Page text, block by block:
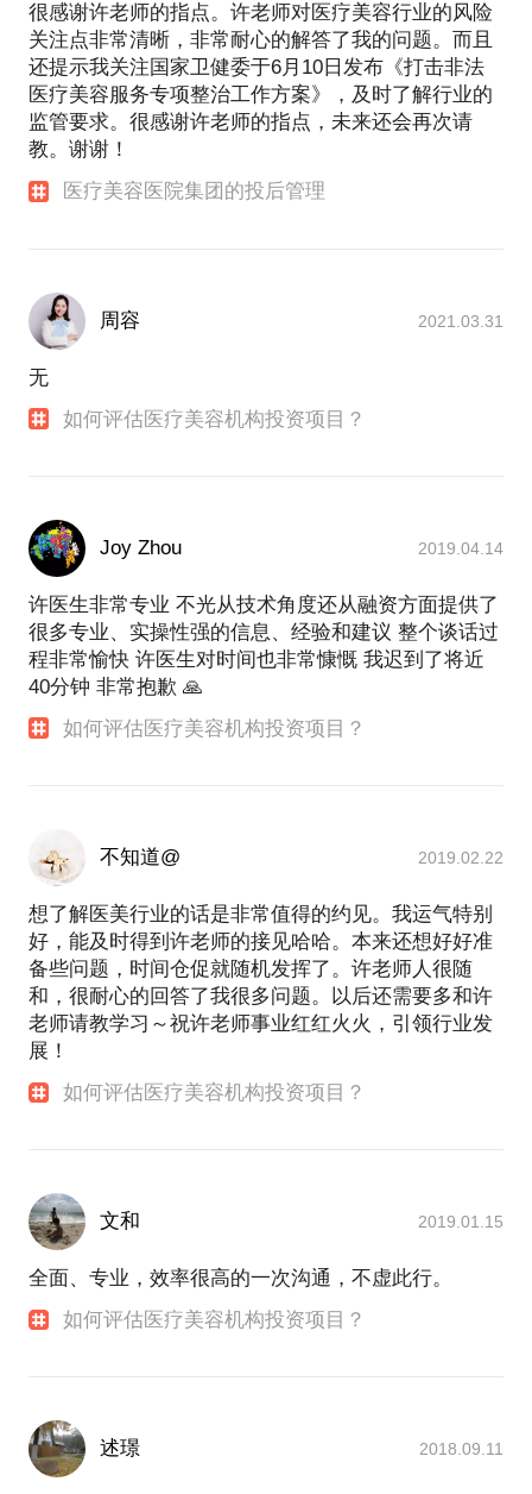
中国医学科学院整形外科医院 颅颌面外科中心 整形
医生
媒体报道：
操刀中国医美A股第一并购案，许美邦的华丽转身
http://mp.weixin.qq.com/s/-0HVYbPxhRAo1vZDxVxrlw
专访 | 跨界搞医美的朗姿股份，一年后战况如何？
2018年第一场医美并购案：2.67亿，A股朗姿&西安高
很感谢许老师的指点。许老师对医疗美容行业的风险
关注点非常清晰，非常耐心的解答了我的问题。而且
还提示我关注国家卫健委于6月10日发布《打击非法
医疗美容服务专项整治工作方案》，及时了解行业的
监管要求。很感谢许老师的指点，未来还会再次请
教。谢谢！
医疗美容医院集团的投后管理
周容 2021.03.31
无
如何评估医疗美容机构投资项目？
Joy Zhou 2019.04.14
许医生非常专业 不光从技术角度还从融资方面提供了
很多专业、实操性强的信息、经验和建议 整个谈话过
程非常愉快 许医生对时间也非常慷慨 我迟到了将近
40分钟 非常抱歉 🙏
如何评估医疗美容机构投资项目？
不知道@ 2019.02.22
想了解医美行业的话是非常值得的约见。我运气特别
好，能及时得到许老师的接见哈哈。本来还想好好准
备些问题，时间仓促就随机发挥了。许老师人很随
和，很耐心的回答了我很多问题。以后还需要多和许
老师请教学习～祝许老师事业红红火火，引领行业发
展！
如何评估医疗美容机构投资项目？
文和 2019.01.15
全面、专业，效率很高的一次沟通，不虚此行。
如何评估医疗美容机构投资项目？
述璟 2018.09.11